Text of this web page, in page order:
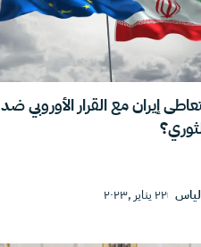
إيران مع القرار الأوروبي ضد
٢٢ يناير ,٢٠٢٣